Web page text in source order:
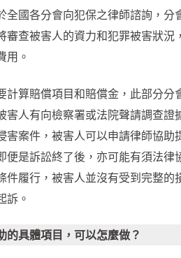
國各分會向犯保之律師諮詢，
查被害人的資力和犯罪被害狀
用。
計算賠償項目和賠償金，此部分
人有向檢察署或法院聲請調查
案件，被害人可以申請律師協
是訴訟終了後，亦可能有須法
件履行，被害人並沒有受到完整
訴。
的具體項目，可以怎麼做？